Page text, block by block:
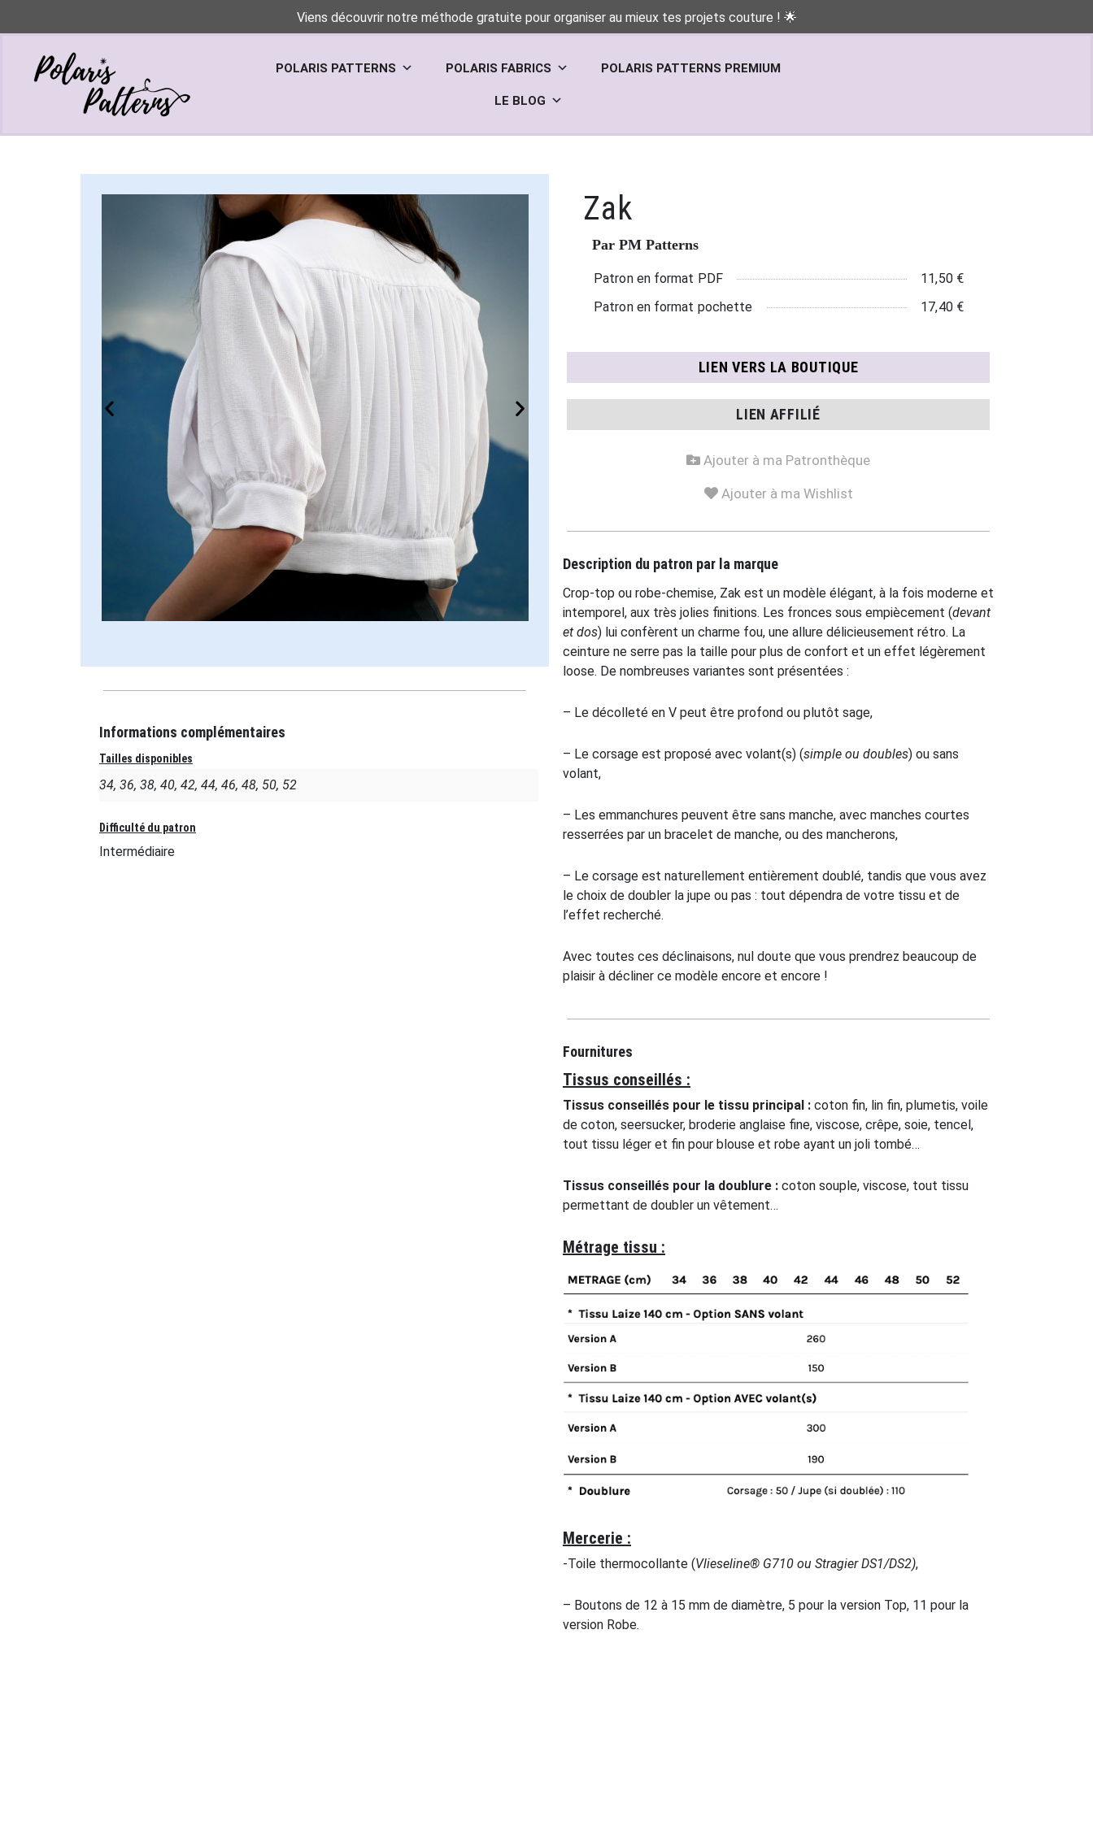
Viens découvrir notre méthode gratuite pour organiser au mieux tes projets couture ! 🌟
POLARIS PATTERNS POLARIS FABRICS POLARIS PATTERNS PREMIUM
LE BLOG
Informations complémentaires
Tailles disponibles
34, 36, 38, 40, 42, 44, 46, 48, 50, 52
Difficulté du patron
Intermédiaire
Zak
Par PM Patterns
Patron en format PDF
11,50 €
Patron en format pochette
17,40 €
LIEN VERS LA BOUTIQUE
LIEN AFFILIÉ
Ajouter à ma Patronthèque
Ajouter à ma Wishlist
Description du patron par la marque
Crop-top ou robe-chemise, Zak est un modèle élégant, à la fois moderne et
intemporel, aux très jolies finitions. Les fronces sous empiècement (devant
et dos) lui confèrent un charme fou, une allure délicieusement rétro. La
ceinture ne serre pas la taille pour plus de confort et un effet légèrement
loose. De nombreuses variantes sont présentées :
– Le décolleté en V peut être profond ou plutôt sage,
– Le corsage est proposé avec volant(s) (simple ou doubles) ou sans
volant,
– Les emmanchures peuvent être sans manche, avec manches courtes
resserrées par un bracelet de manche, ou des mancherons,
– Le corsage est naturellement entièrement doublé, tandis que vous avez
le choix de doubler la jupe ou pas : tout dépendra de votre tissu et de
l’effet recherché.
Avec toutes ces déclinaisons, nul doute que vous prendrez beaucoup de
plaisir à décliner ce modèle encore et encore !
Fournitures
Tissus conseillés :
Tissus conseillés pour le tissu principal : coton fin, lin fin, plumetis, voile
de coton, seersucker, broderie anglaise fine, viscose, crêpe, soie, tencel,
tout tissu léger et fin pour blouse et robe ayant un joli tombé…
Tissus conseillés pour la doublure : coton souple, viscose, tout tissu
permettant de doubler un vêtement…
Métrage tissu :
Mercerie :
-Toile thermocollante (Vlieseline® G710 ou Stragier DS1/DS2),
– Boutons de 12 à 15 mm de diamètre, 5 pour la version Top, 11 pour la
version Robe.